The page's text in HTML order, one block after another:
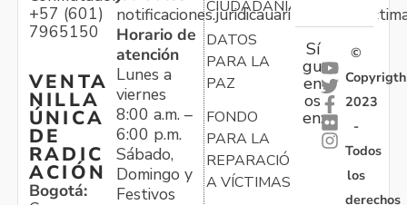
+57 (601)
7965150
VENTA
NILLA
ÚNICA
DE
RADIC
ACIÓN
Bogotá:
Horario de
atención
Lunes a
viernes
8:00 a.m. –
6:00 p.m.
Sábado,
Domingo y
Festivos
CIUDADANÍA
DATOS
PARA LA
PAZ
FONDO
PARA LA
REPARACIÓN
A VÍCTIMAS
Sí
gu
en
os
en:
©
Copyrigth
2023
-
Todos
los
derechos